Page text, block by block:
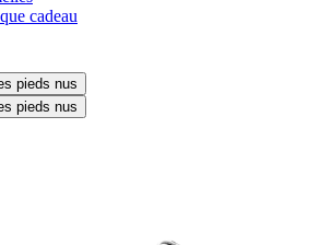
cadeau
pieds nus
pieds nus